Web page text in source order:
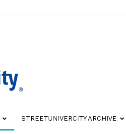
STREETUNIVERCITY ARCHIVE